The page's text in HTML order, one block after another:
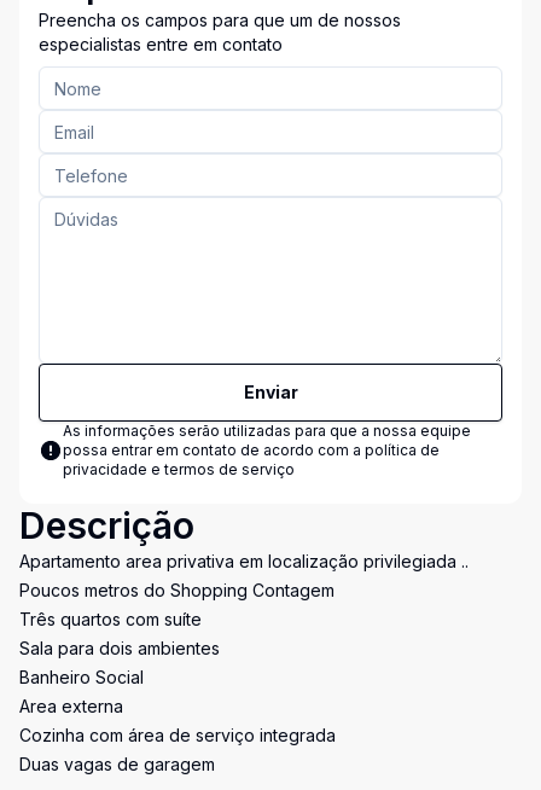
Preencha os campos para que um de nossos
especialistas entre em contato
Enviar
As informações serão utilizadas para que a nossa equipe
possa entrar em contato de acordo com a política de
privacidade e termos de serviço
Descrição
Apartamento area privativa em localização privilegiada ..
Poucos metros do Shopping Contagem
Três quartos com suíte
Sala para dois ambientes
Banheiro Social
Area externa
Cozinha com área de serviço integrada
Duas vagas de garagem